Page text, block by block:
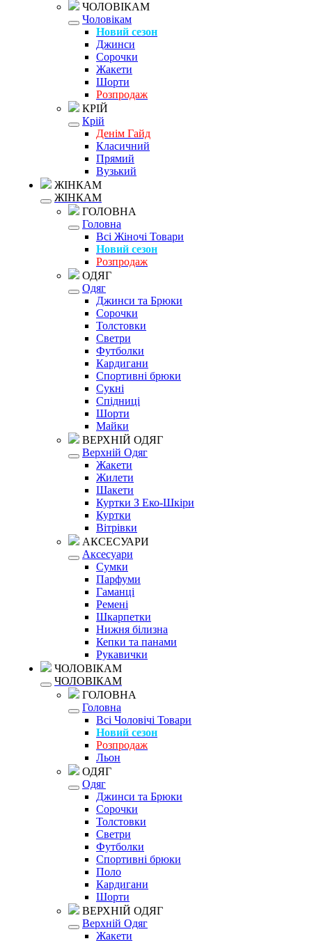
ЧОЛОВІКАМ
Чоловікам
Новий сезон
Джинси
Сорочки
Жакети
Шорти
Розпродаж
КРІЙ
Крій
Денім Гайд
Класичний
Прямий
Вузький
ЖІНКАМ
ЖІНКАМ
ГОЛОВНА
Головна
Всі Жіночі Товари
Новий сезон
Розпродаж
ОДЯГ
Одяг
Джинси та Брюки
Сорочки
Толстовки
Светри
Футболки
Кардигани
Спортивні брюки
Сукні
Спідниці
Шорти
Майки
ВЕРХНІЙ ОДЯГ
Верхній Одяг
Жакети
Жилети
Шакети
Куртки З Еко-Шкіри
Куртки
Вітрівки
АКСЕСУАРИ
Аксесуари
Сумки
Парфуми
Гаманці
Ремені
Шкарпетки
Нижня білизна
Кепки та панами
Рукавички
ЧОЛОВІКАМ
ЧОЛОВІКАМ
ГОЛОВНА
Головна
Всі Чоловічі Товари
Новий сезон
Розпродаж
Льон
ОДЯГ
Одяг
Джинси та Брюки
Сорочки
Толстовки
Светри
Футболки
Спортивні брюки
Поло
Кардигани
Шорти
ВЕРХНІЙ ОДЯГ
Верхній Одяг
Жакети